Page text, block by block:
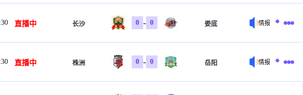
直播中 长沙 0 - 0 娄底 情报
直播中 株洲 0 - 0 岳阳 情报